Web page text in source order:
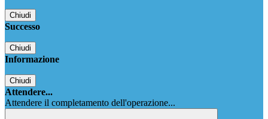
Chiudi
Successo
Chiudi
Informazione
Chiudi
Attendere...
Attendere il completamento dell'operazione...